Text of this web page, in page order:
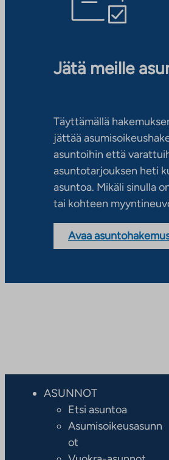
Jätä meille
Täyttämällä
jättää
asuntoihin että
asuntotarjouksen heti
asuntoa. Mikäli sinulla
tai kohteen
Avaa
ASUNNOT
Etsi asuntoa
Asumisoikeusasunn
ot